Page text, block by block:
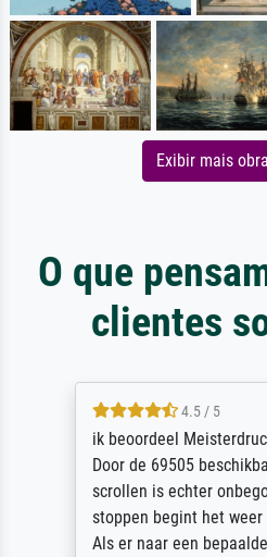
Exibir mais
O que
clientes
4.5 / 5
ik beoordeel
Door de 69505
scrollen is echter
stoppen begint het weer
Als er naar een